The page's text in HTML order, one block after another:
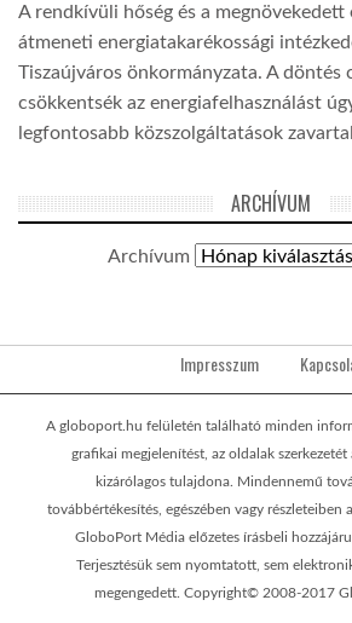
A rendkívüli hőség és a
átmeneti energiatakarékossági
Tiszaújváros önkormányzata. A döntés
csökkentsék az energiafelhasználást
legfontosabb közszolgáltatások
ARCHÍVUM
Archívum
Impresszum
A globoport.hu felületén található minden
grafikai megjelenítést, az oldalak
kizárólagos tulajdona. Mindennemű
továbbértékesítés, egészében vagy részleteiben
GloboPort Média előzetes írásbeli
Terjesztésük sem nyomtatott, sem
megengedett. Copyright© 2008-2017